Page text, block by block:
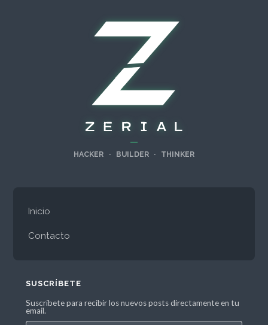
—
HACKER · BUILDER · THINKER
Inicio
Contacto
SUSCRÍBETE
Suscríbete para recibir los nuevos posts directamente en tu
email.